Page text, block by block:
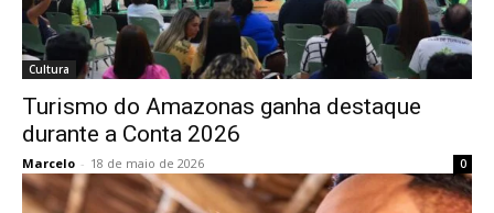
Cultura
Turismo do Amazonas ganha destaque
durante a Conta 2026
Marcelo - 18 de maio de 2026 0